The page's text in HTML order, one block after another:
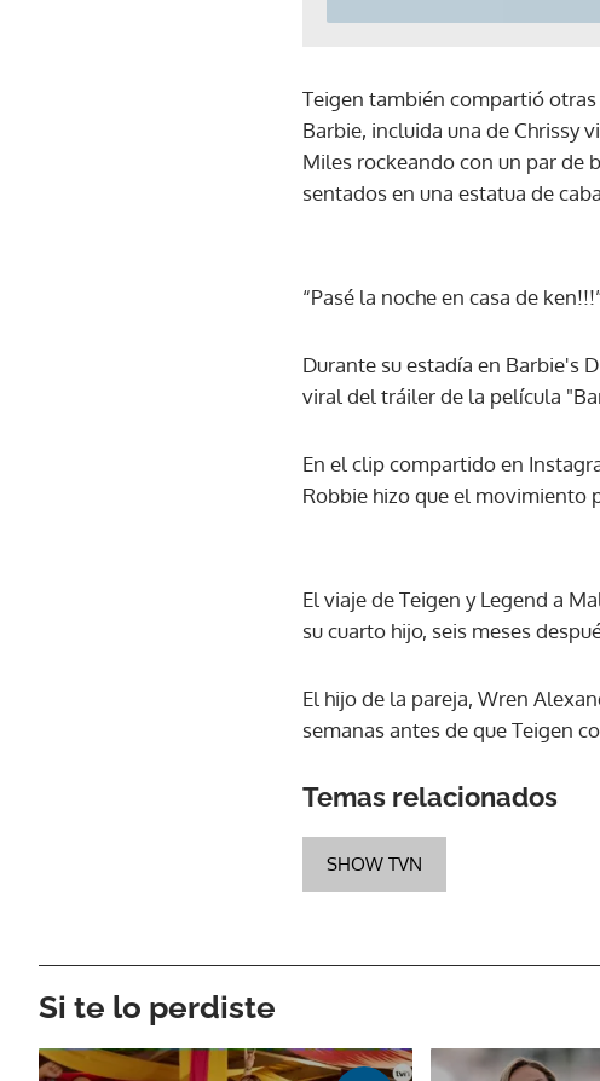
Teigen también compartió
Barbie, incluida una de Chrissy
Miles rockeando con un par de
sentados en una estatua de
“Pasé la noche en casa de
Durante su estadía en Barbie's
viral del tráiler de la película
En el clip compartido en
Robbie hizo que el movimiento
El viaje de Teigen y Legend a
su cuarto hijo, seis meses
El hijo de la pareja, Wren
semanas antes de que Teigen
Temas relacionados
SHOW TVN
Si te lo perdiste